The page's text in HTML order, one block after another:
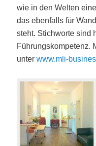
wie in den Welten
das ebenfalls für
steht. Stichworte sind
Führungskompetenz.
unter www.mli-